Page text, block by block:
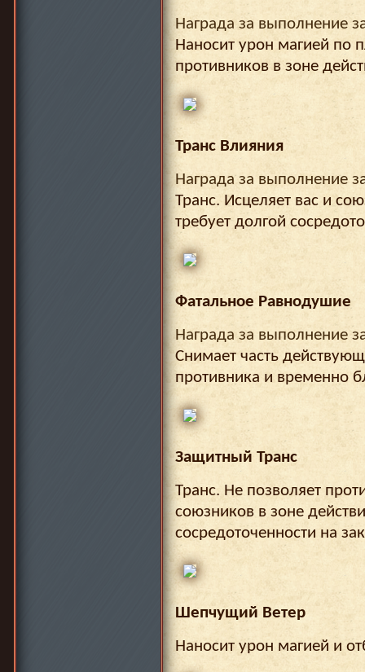
Награда за выполнение
Наносит урон магией по
противников в зоне
Транс Влияния
Награда за выполнение
Транс. Исцеляет вас и
требует долгой
Фатальное Равнодушие
Награда за выполнение
Снимает часть
противника и временно
Защитный Транс
Транс. Не позволяет
союзников в зоне
сосредоточенности на
Шепчущий Ветер
Наносит урон магией и